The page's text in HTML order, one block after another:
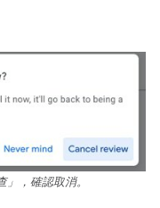
，確認取消。